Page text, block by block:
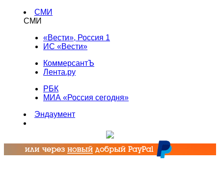
СМИ
СМИ
«Вести», Россия 1
ИС «Вести»
КоммерсантЪ
Лента.ру
РБК
МИА «Россия сегодня»
Эндаумент